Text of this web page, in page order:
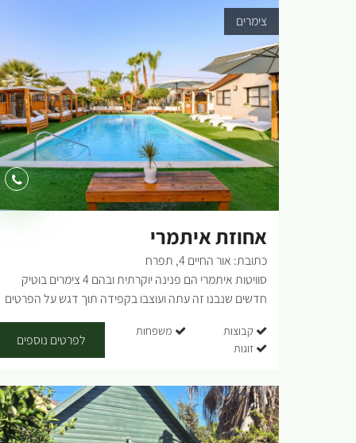
צימרים
אחוזת איתמרי
כתובת: אור החיים 4, תפרח
סוויטות איתמרי הם פנינה יוקרתית ובהם 4 צימרים בוטיק
חדשים שנבנו זה עתה ועוצבו בקפידה תוך דגש על הפרטים
במיוחד ומאובזר בציוד חדיש. בצימרים, בעלת הבית מפנקת
תמיד ובאופן ספונטני (אוקיי, אולי עשינו פה ספוילר קטן), ועל
של המארחים. הצימרים מותאמים לזוגות, למסיבות
רווקות/רווקים, למשפחה או לפני חתונה. מה במקום: מיטה
מפוארת, פינת איפור בסגנון וינטאג' ועיצוב מקסים ומושלם
קבוצות
משפחות
זוגות
לפרטים נוספים